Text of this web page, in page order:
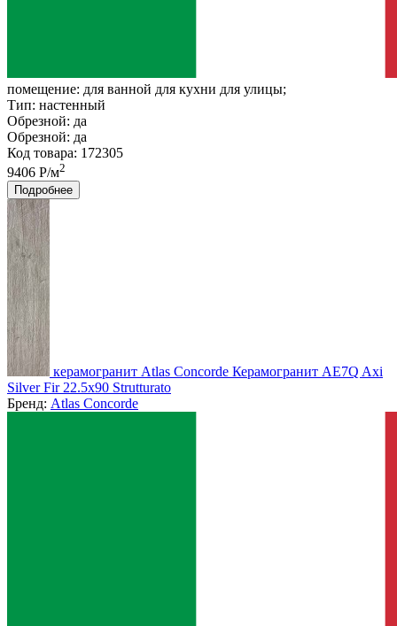
помещение: для ванной для кухни для улицы;
Тип: настенный
Обрезной: да
Обрезной: да
Код товара: 172305
9406 Р/м2
Подробнее
керамогранит Atlas Concorde Керамогранит AE7Q Axi
Silver Fir 22.5x90 Strutturato
Бренд: Atlas Concorde